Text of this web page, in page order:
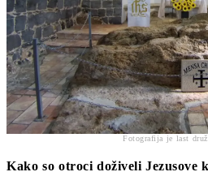
Fotografija je last
Kako so otroci doživeli Jezusove